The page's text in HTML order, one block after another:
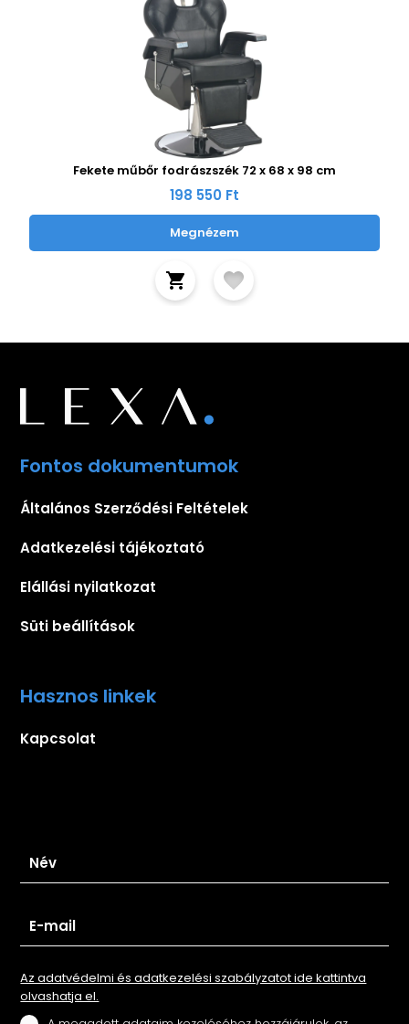
Fekete műbőr fodrászszék 72 x 68 x 98 cm
198 550 Ft
Megnézem
Fontos dokumentumok
Általános Szerződési Feltételek
Adatkezelési tájékoztató
Elállási nyilatkozat
Süti beállítások
Hasznos linkek
Kapcsolat
Az adatvédelmi és adatkezelési szabályzatot ide kattintva
olvashatja el.